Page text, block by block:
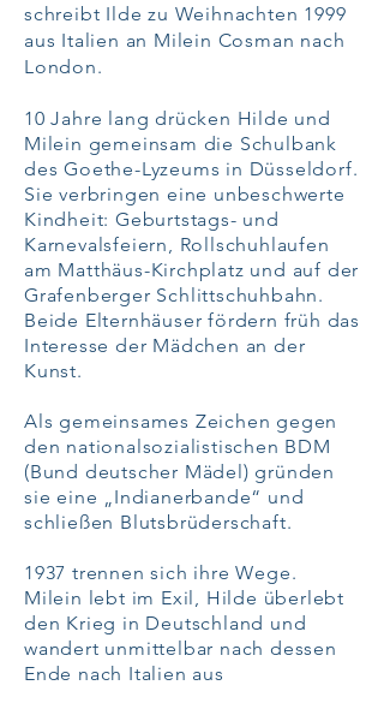
schreibt Ilde zu Weihnachten 1999
aus Italien an Milein Cosman nach
London.
10 Jahre lang drücken Hilde und
Milein gemeinsam die Schulbank
des Goethe-Lyzeums in Düsseldorf.
Sie verbringen eine unbeschwerte
Kindheit: Geburtstags- und
Karnevalsfeiern, Rollschuhlaufen
am Matthäus-Kirchplatz und auf der
Grafenberger Schlittschuhbahn.
Beide Elternhäuser fördern früh das
Interesse der Mädchen an der
Kunst.
Als gemeinsames Zeichen gegen
den nationalsozialistischen BDM
(Bund deutscher Mädel) gründen
sie eine „Indianerbande“ und
schließen Blutsbrüderschaft.
1937 trennen sich ihre Wege.
Milein lebt im Exil, Hilde überlebt
den Krieg in Deutschland und
wandert unmittelbar nach dessen
Ende nach Italien aus